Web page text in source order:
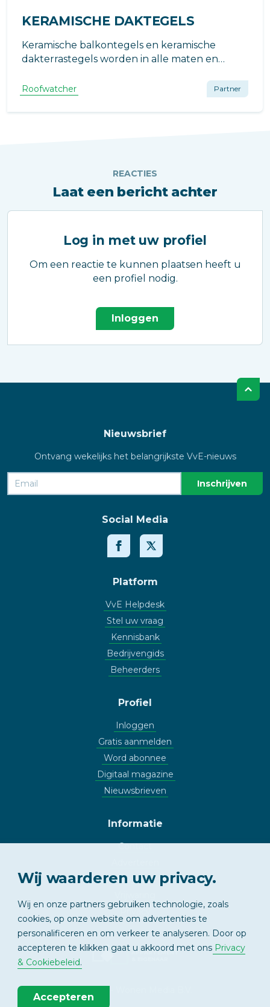
KERAMISCHE DAKTEGELS
Keramische balkontegels en keramische
dakterrastegels worden in alle maten en
Roofwatcher Partner
REACTIES
Laat een bericht achter
Log in met uw profiel
Om een reactie te kunnen plaatsen heeft u
een profiel nodig.
Inloggen
Nieuwsbrief
Ontvang wekelijks het belangrijkste VvE-nieuws
Social Media
Platform
VvE Helpdesk
Stel uw vraag
Kennisbank
Bedrijvengids
Beheerders
Profiel
Inloggen
Gratis aanmelden
Word abonnee
Digitaal magazine
Nieuwsbrieven
Informatie
Contact
Copyright
APPARTEMENT
Wij waarderen uw privacy.
Wij en onze partners gebruiken technologie, zoals
cookies, op onze website om advertenties te
personalificeren en om verkeer te analyseren. Door op
accepteren te klikken gaat u akkoord met ons Privacy
& Cookiebeleid.
Accepteren